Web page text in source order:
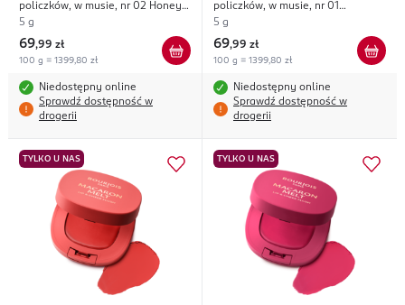
policzków, w musie, nr 02 Honey
Nougat,
5 g
69,99 zł
100 g = 1399,80 zł
Niedostępny online
Sprawdź dostępność w
drogerii
policzków, w musie, nr 01
Maca'Rose
5 g
69,99 zł
100 g = 1399,80 zł
Niedostępny online
Sprawdź dostępność w
drogerii
TYLKO U NAS TYLKO U NAS